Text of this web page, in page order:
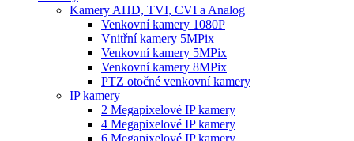
Kamery AHD, TVI, CVI a Analog
Venkovní kamery 1080P
Vnitřní kamery 5MPix
Venkovní kamery 5MPix
Venkovní kamery 8MPix
PTZ otočné venkovní kamery
IP kamery
2 Megapixelové IP kamery
4 Megapixelové IP kamery